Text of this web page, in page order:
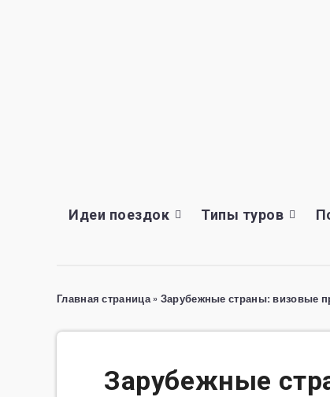
Идеи поездок Типы туров
Главная страница» Зарубежные страны: визовые
Зарубежные